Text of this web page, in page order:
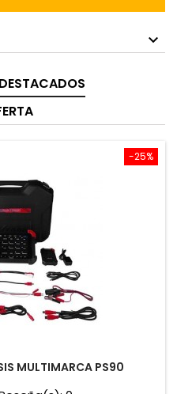
-25%
MULTIMARCA PS90